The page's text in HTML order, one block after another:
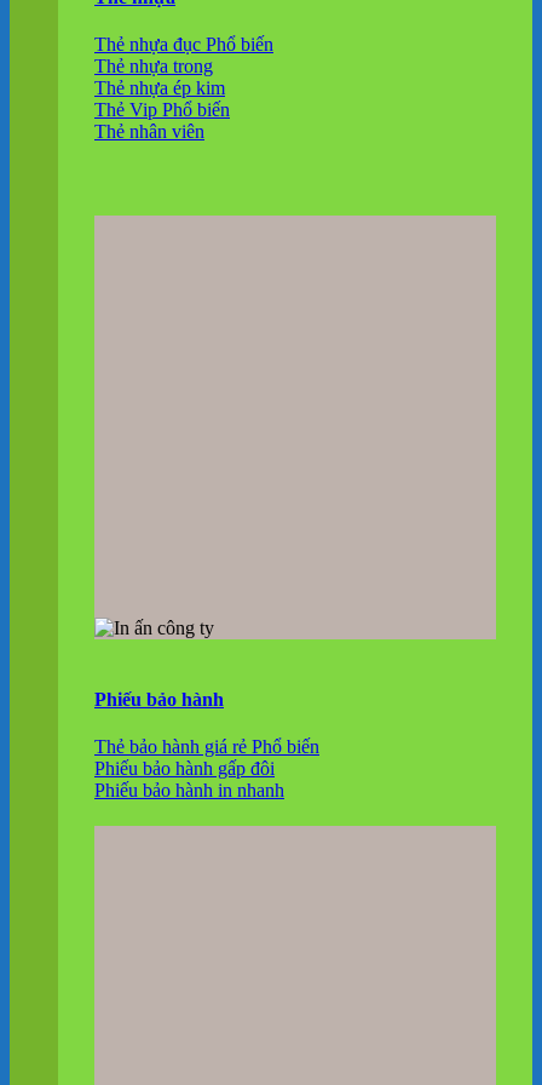
Thẻ nhựa đục
Thẻ nhựa trong
Thẻ nhựa ép kim
Thẻ Vip
Thẻ nhân viên
Phiếu bảo hành
Thẻ bảo hành giá rẻ
Phiếu bảo hành gấp đôi
Phiếu bảo hành in nhanh